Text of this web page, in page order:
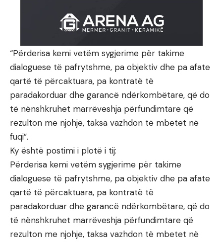
“Përderisa kemi vetëm sygjerime për takime
dialoguese të pafrytshme, pa objektiv dhe pa afate
qartë të përcaktuara, pa kontratë të
paradakorduar dhe garancë ndërkombëtare, që do
të nënshkruhet marrëveshja përfundimtare që
rezulton me njohje, taksa vazhdon të mbetet në
fuqi”.
Ky është postimi i plotë i tij:
Përderisa kemi vetëm sygjerime për takime
dialoguese të pafrytshme, pa objektiv dhe pa afate
qartë të përcaktuara, pa kontratë të
paradakorduar dhe garancë ndërkombëtare, që do
të nënshkruhet marrëveshja përfundimtare që
rezulton me njohje, taksa vazhdon të mbetet në